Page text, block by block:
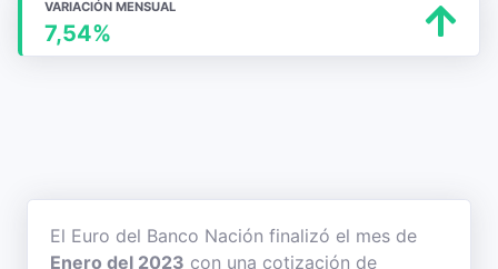
VARIACIÓN MENSUAL
7,54%
El Euro del Banco Nación finalizó el mes de
Enero del 2023 con una cotización de